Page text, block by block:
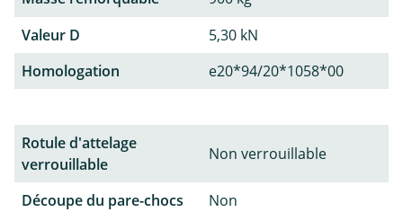
Valeur D
5,30 kN
Homologation
e20*94/20*1058*00
Rotule d'attelage
verrouillable
Non verrouillable
Découpe du pare-chocs Non